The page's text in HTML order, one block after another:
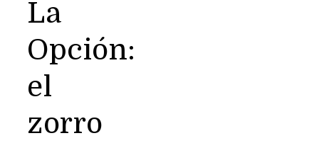
La
Opción:
el
zorro